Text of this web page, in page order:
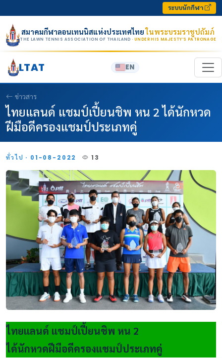
ระบบนักกีฬา
สมาคมกีฬาลอนเทนนิสแห่งประเทศไทยในพระบรมราชูปถัมภ์
THE LAWN TENNIS ASSOCIATION OF THAILAND · UNDER HIS MAJESTY’S PATRONAGE
LTAT EN
ข่าวสาร
ไทยแลนด์ แชมป์เปี้ยนชิพ หน 2 ได้นักหวด
ฝีมือดีครองแชมป์ประเภทคู่
ทั่วไป · 01-08-2022 13
ไทยแลนด์ แชมป์เปี้ยนชิพ หน 2
ได้นักหวดฝีมือดีครองแชมป์ประเภทคู่